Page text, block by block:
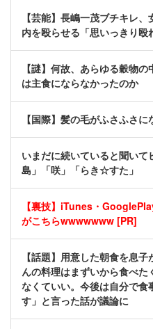
【芸能】長嶋一茂ブチキレ
内を殴らせる「思いっきり殴
【謎】何故、あらゆる穀物
は主食にならなかったのか
【国際】髪の毛がふさふさ
いまだに続いていると聞い
島」「咲」「らき☆すた」
【裏技】iTunes・
がこちらwwwwwww [PR]
【話題】用意した朝食を息
んの料理はまずいから食べ
なくていい。今後は自分で
す」と言った話が議論に